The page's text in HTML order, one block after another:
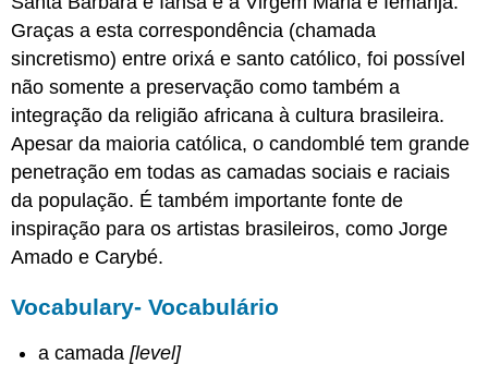
Graças a esta correspondência (chamada
sincretismo) entre orixá e santo católico, foi possível
não somente a preservação como também a
integração da religião africana à cultura brasileira.
Apesar da maioria católica, o candomblé tem grande
penetração em todas as camadas sociais e raciais
da população. É também importante fonte de
inspiração para os artistas brasileiros, como Jorge
Amado e Carybé.
Vocabulary- Vocabulário
a camada[level]